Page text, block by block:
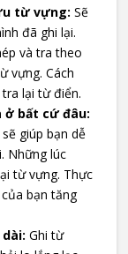
từ vựng: Sẽ
đã ghi lại.
và tra theo
vựng. Cách
lại từ điển.
ở bất cứ đâu:
giúp bạn dễ
Những lúc
từ vựng. Thực
bạn tăng
Ghi từ